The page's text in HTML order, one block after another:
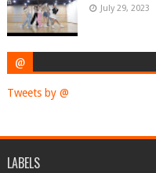
July 29, 2023
@
Tweets by @
LABELS